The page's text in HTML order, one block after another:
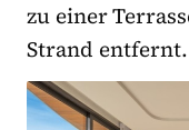
zu einer
Strand entfernt.